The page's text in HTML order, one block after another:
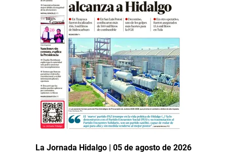
La Jornada Hidalgo | 05 de agosto de 2026